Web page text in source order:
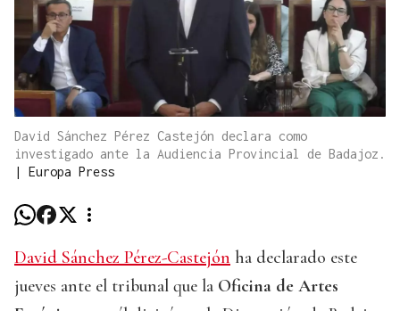
David Sánchez Pérez Castejón declara como
investigado ante la Audiencia Provincial de Badajoz.
| Europa Press
David Sánchez Pérez-Castejón ha declarado este
jueves ante el tribunal que la Oficina de Artes